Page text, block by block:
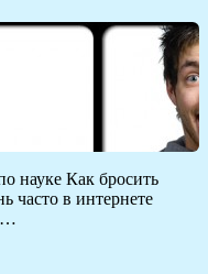
науке Как бросить
часто в интернете
…